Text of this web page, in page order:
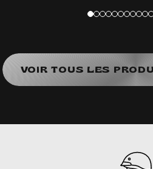
VOIR TOUS LES